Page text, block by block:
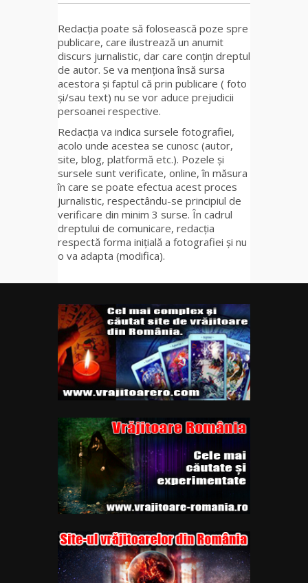
Redacția poate să folosească poze spre
publicare, care ilustrează un anumit
discurs jurnalistic, dar care conțin dreptul
de autor. Se va menționa însă sursa
acestora și faptul că prin publicare ( foto
și/sau text) nu se vor aduce prejudicii
persoanei respective.
Redacția va indica sursele fotografiei,
acolo unde acestea se cunosc (autor,
site, blog, platformă etc.). Pozele și
sursele sunt verificate, online, în măsura
în care se poate efectua acest proces
jurnalistic, respectându-se principiul de
verificare din minim 3 surse. În cadrul
dreptului de comunicare, redacția
respectă forma inițială a fotografiei și nu
o va adapta (modifica).